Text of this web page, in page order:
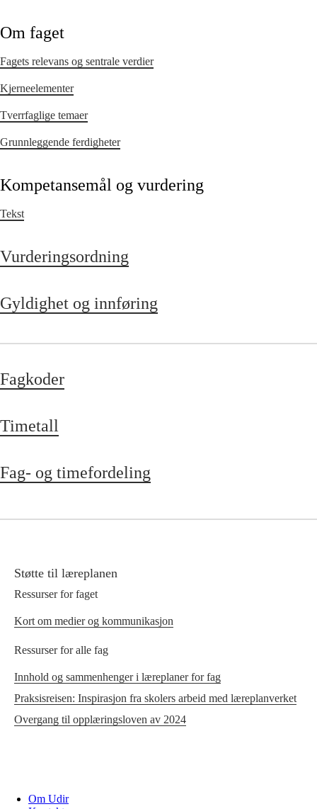
Om faget
Fagets relevans og sentrale verdier
Kjerneelementer
Tverrfaglige temaer
Grunnleggende ferdigheter
Kompetansemål og vurdering
Tekst
Vurderingsordning
Gyldighet og innføring
Fagkoder
Timetall
Fag- og timefordeling
Støtte til læreplanen
Ressurser for faget
Kort om medier og kommunikasjon
Ressurser for alle fag
Innhold og sammenhenger i læreplaner for fag
Praksisreisen: Inspirasjon fra skolers arbeid med læreplanverket
Overgang til opplæringsloven av 2024
Om Udir